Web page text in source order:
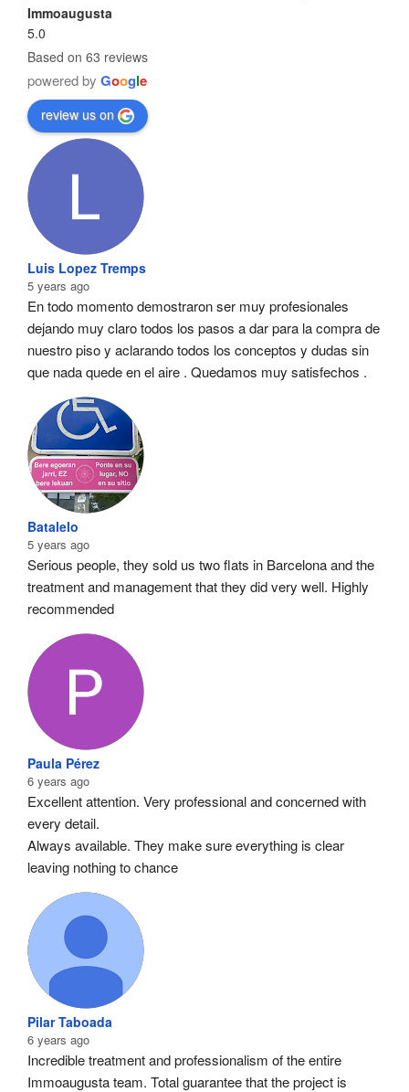
Immoaugusta
5.0
Based on 63 reviews
powered by Google
review us on
Luis Lopez Tremps
5 years ago
En todo momento demostraron ser muy profesionales
dejando muy claro todos los pasos a dar para la compra de
nuestro piso y aclarando todos los conceptos y dudas sin
que nada quede en el aire . Quedamos muy satisfechos .
Batalelo
5 years ago
Serious people, they sold us two flats in Barcelona and the
treatment and management that they did very well. Highly
recommended
Paula Pérez
6 years ago
Excellent attention. Very professional and concerned with
every detail.
Always available. They make sure everything is clear
leaving nothing to chance
Pilar Taboada
6 years ago
Incredible treatment and professionalism of the entire
Immoaugusta team. Total guarantee that the project is